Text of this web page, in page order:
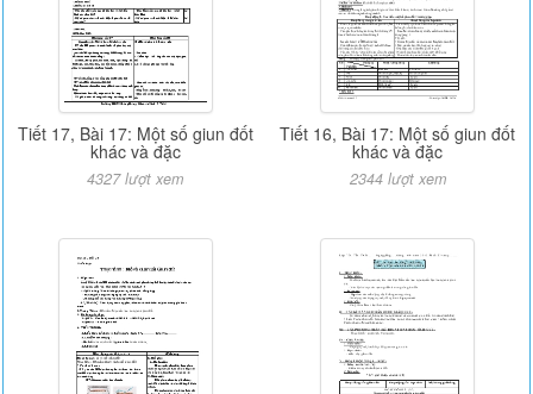
Tiết 17, Bài 17: Một số giun đốt
khác và đặc
4327 lượt xem
Tiết 16, Bài 17: Một số giun đốt
khác và đặc
2344 lượt xem